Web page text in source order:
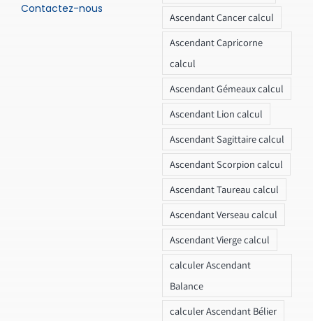
Contactez-nous
Ascendant Cancer calcul
Ascendant Capricorne
calcul
Ascendant Gémeaux calcul
Ascendant Lion calcul
Ascendant Sagittaire calcul
Ascendant Scorpion calcul
Ascendant Taureau calcul
Ascendant Verseau calcul
Ascendant Vierge calcul
calculer Ascendant
Balance
calculer Ascendant Bélier